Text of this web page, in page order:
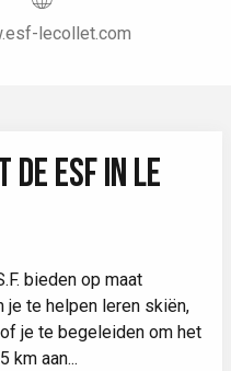
lecollet.com
DE ESF IN LE
bieden op maat
je te helpen leren skiën,
je te begeleiden om het
km aan...